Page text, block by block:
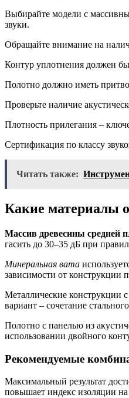
Выбирайте модели с
звуки.
Обращайте внимание на
Контур уплотнения должен
Полотно должно иметь
Проверьте наличие
Плотность прилегания –
Сертификация по классу
Читать также:
Какие материалы
Массив древесины средней
гасить до 30–35 дБ при
Минеральная вата
зависимости от конструкции
Металлические конструкции
вариант – сочетание
Полотно с панелью из
использовании двойного
Рекомендуемые
Максимальный результат
повышает индекс изоляции на